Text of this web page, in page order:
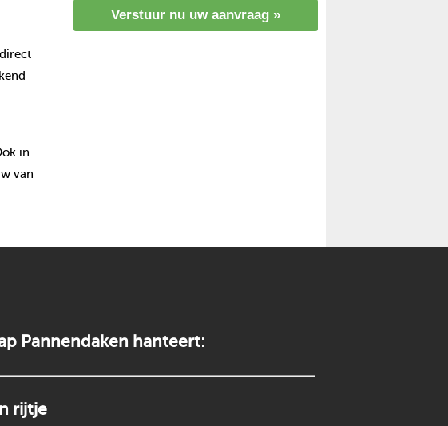
in
van
Pannendaken hanteert:
rijtje